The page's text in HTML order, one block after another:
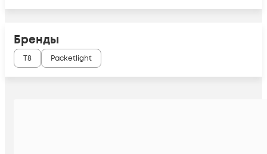
Бренды
Т8 Packetlight